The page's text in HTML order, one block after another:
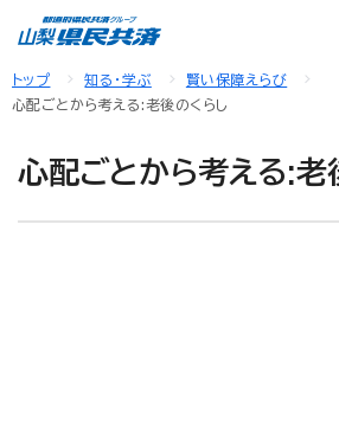
トップ 知る・学ぶ
賢い保障えらび
心配ごとから考える:老後のくらし
心配ごとから考える:老